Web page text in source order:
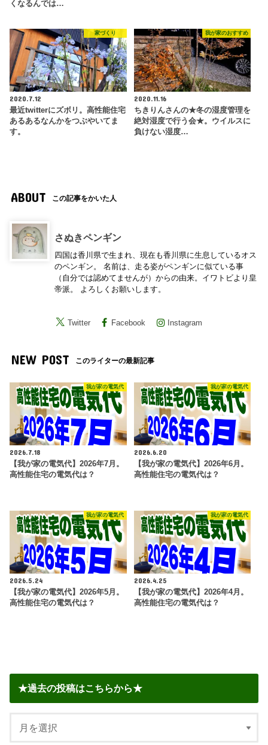
くなるんでは…
家づくり
2020.7.12
最近twitterにズボリ。高性能住宅
あるあるなんかをつぶやいてま
す。
我が家のおすすめ
2020.11.16
ちきりんさんの★冬の湿度管理を
絶対湿度で行う会★。ウイルスに
負けない湿度…
ABOUT この記事をかいた人
さぬきペンギン
四国は香川県で生まれ、現在も香川県に生息しているオス
のペンギン。 名前は、走る姿がペンギンに似ている事
（自分では認めてませんが）からの由来。イワトビより皇
帝派。 よろしくお願いします。
Twitter Facebook Instagram
NEW POST このライターの最新記事
我が家の電気代
2026.7.18
【我が家の電気代】2026年7月。
高性能住宅の電気代は？
我が家の電気代
2026.6.20
【我が家の電気代】2026年6月。
高性能住宅の電気代は？
我が家の電気代
2026.5.24
【我が家の電気代】2026年5月。
高性能住宅の電気代は？
我が家の電気代
2026.4.25
【我が家の電気代】2026年4月。
高性能住宅の電気代は？
★過去の投稿はこちらから★